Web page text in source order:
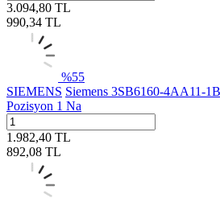
3.094,80 TL
990,34 TL
%55
SIEMENS Siemens 3SB6160-4AA11-
Pozisyon 1 Na
1.982,40 TL
892,08 TL